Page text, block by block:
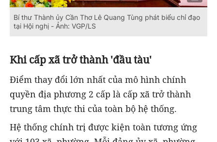
Bí thư Thành ủy Cần Thơ Lê Quang Tùng phát biểu chỉ đạo
tại Hội nghị - Ảnh: VGP/LS
Khi cấp xã trở thành 'đầu tàu'
Điểm thay đổi lớn nhất của mô hình chính
quyền địa phương 2 cấp là cấp xã trở thành
trung tâm thực thi của toàn bộ hệ thống.
Hệ thống chính trị được kiện toàn tương ứng